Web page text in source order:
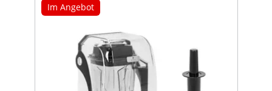
Im Angebot